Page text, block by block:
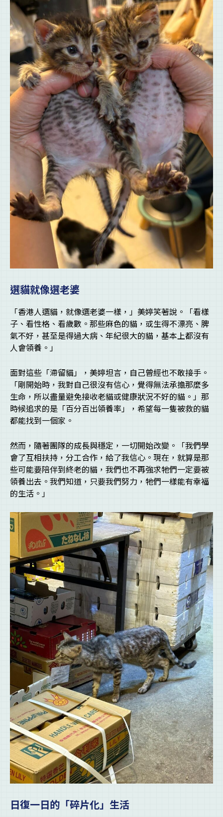
選貓就像選老婆
「香港人選貓，就像選老婆一樣，」美婷笑著說。「看樣
子、看性格、看歲數。那些麻色的貓，或生得不漂亮、脾
氣不好，甚至是得過大病、年紀很大的貓，基本上都沒有
人會領養。」
面對這些「滯留貓」，美婷坦言，自己曾經也不敢接手。
「剛開始時，我對自己很沒有信心，覺得無法承擔那麼多
生命，所以盡量避免接收老貓或健康狀況不好的貓。」那
時候追求的是「百分百出領養率」，希望每一隻被救的貓
都能找到一個家。
然而，隨著團隊的成長與穩定，一切開始改變。「我們學
會了互相扶持，分工合作，給了我信心。現在，就算是那
些可能要陪伴到終老的貓，我們也不再強求牠們一定要被
領養出去。我們知道，只要我們努力，牠們一樣能有幸福
的生活。」
日復一日的「碎片化」生活